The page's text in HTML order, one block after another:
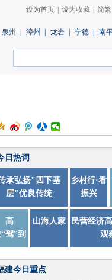
设为首页 设为收藏 简繁
泉州 漳州 龙岩 宁德 南
日热词
承弘扬"四下基
层"优良传统
乡村行·看
振兴
高
驾”到
山海人家
民营经济
观
建今日重点